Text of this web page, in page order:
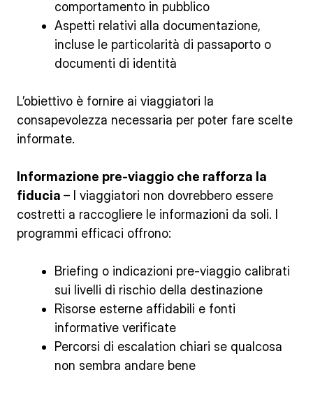
comportamento in pubblico
Aspetti relativi alla documentazione,
incluse le particolarità di passaporto o
documenti di identità
L’obiettivo è fornire ai viaggiatori la
consapevolezza necessaria per poter fare scelte
informate.
Informazione pre-viaggio che rafforza la
fiducia – I viaggiatori non dovrebbero essere
costretti a raccogliere le informazioni da soli. I
programmi efficaci offrono:
Briefing o indicazioni pre-viaggio calibrati
sui livelli di rischio della destinazione
Risorse esterne affidabili e fonti
informative verificate
Percorsi di escalation chiari se qualcosa
non sembra andare bene